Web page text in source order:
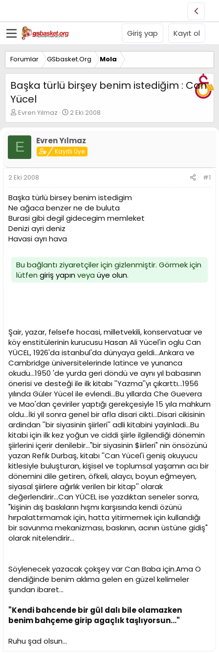
Giriş yap Kayıt ol
Forumlar GSbasket.Org Mola
Başka türlü birşey benim istediğim : Can
Yücel
K
o
u
y
B
a
ş
a
a
n
Evren Yılmaz
B
a
l
a
n
g
a
r
i
2 Eki 2008
E Evren Yılmaz
Kayıtlı Üye
2 Eki 2008 #1
Başka türlü birsey benim istedigim
Ne ağaca benzer ne de buluta
Burasi gibi degil gidecegim memleket
Denizi ayri deniz
Havasi ayrı hava
Bu bağlantı ziyaretçiler için gizlenmiştir. Görmek için
lütfen giriş yapınveya üye olun.
Şair, yazar, felsefe hocasi, milletvekili, konservatuar ve
köy enstitülerinin kurucusu Hasan Ali Yücel'in oglu Can
YÜCEL, 1926'da istanbul'da dünyaya geldi...Ankara ve
Cambridge üniversitelerinde latince ve yunanca
okudu...1950 'de yurda geri döndü ve aynı yıl babasının
önerisi ve desteği ile ilk kitabı ''Yazma''yı çıkarttı...1956
yılında Güler Yücel ile evlendi...Bu yıllarda Che Guevera
ve Mao'dan çeviriler yaptığı gerekçesiyle 15 yıla mahkum
oldu...İki yil sonra genel bir afla disari cikti...Disari cikisinin
ardindan ''bir siyasinin şiirleri'' adli kitabini yayinladi...Bu
kitabi için ilk kez yoğun ve ciddi şiirle ilgilendiği dönemin
şiirlerini içerir denilebir..."bir siyasinin $iirleri" nin önsözünü
yazan Refik Durbaş, kitabı ''Can Yücel'i geniş okuyucu
kitlesiyle buluşturan, kişisel ve toplumsal yaşamın acı bir
dönemini dile getiren, öfkeli, alaycı, boyun eğmeyen,
siyasal şiirlere ağırlık verilen bir kitap'' olarak
değerlendirir...Can YÜCEL ise yazdıktan seneler sonra,
"kişinin dış baskıların hışmı karşısında kendi özünü
hırpalattırmamak için, hatta yitirmemek için kullandığı
bir savunma mekanizması, baskının, acının üstüne gidiş"
olarak nitelendirir...
Söylenecek yazacak çokşey var Can Baba için.Ama O
dendiğinde benim aklıma gelen en güzel kelimeler
şundan ibaret...
"Kendi bahcende bir gül dalı bile olamazken
benim bahçeme girip agaçlık taşlıyorsun..."
Ruhu şad olsun...